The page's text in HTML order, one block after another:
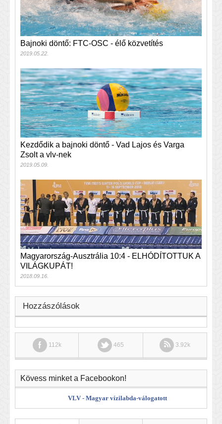
Bajnoki döntő: FTC-OSC - élő közvetítés
2019.05.22.
Kezdődik a bajnoki döntő - Vad Lajos és Varga
Zsolt a vlv-nek
2019.05.09.
Magyarország-Ausztrália 10:4 - ELHÓDÍTOTTUK A
VILÁGKUPÁT!
2018.09.16.
Hozzászólások
112k 465 3.92k
Kövess minket a Facebookon!
VLV - Magyar vízilabda-válogatott